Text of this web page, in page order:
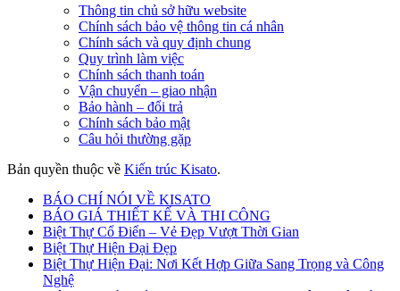
Thông tin chủ sở hữu website
Chính sách bảo vệ thông tin cá nhân
Chính sách và quy định chung
Quy trình làm việc
Chính sách thanh toán
Vận chuyển – giao nhận
Bảo hành – đổi trả
Chính sách bảo mật
Câu hỏi thường gặp
Bản quyền thuộc về Kiến trúc Kisato.
BÁO CHÍ NÓI VỀ KISATO
BÁO GIÁ THIẾT KẾ VÀ THI CÔNG
Biệt Thự Cổ Điển – Vẻ Đẹp Vượt Thời Gian
Biệt Thự Hiện Đại Đẹp
Biệt Thự Hiện Đại: Nơi Kết Hợp Giữa Sang Trọng và Công
Nghệ